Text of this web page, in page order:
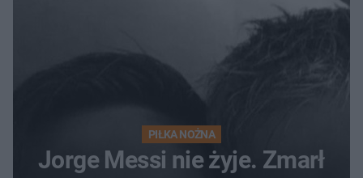
PIŁKA NOŻNA
Jorge Messi nie żyje. Zmarł